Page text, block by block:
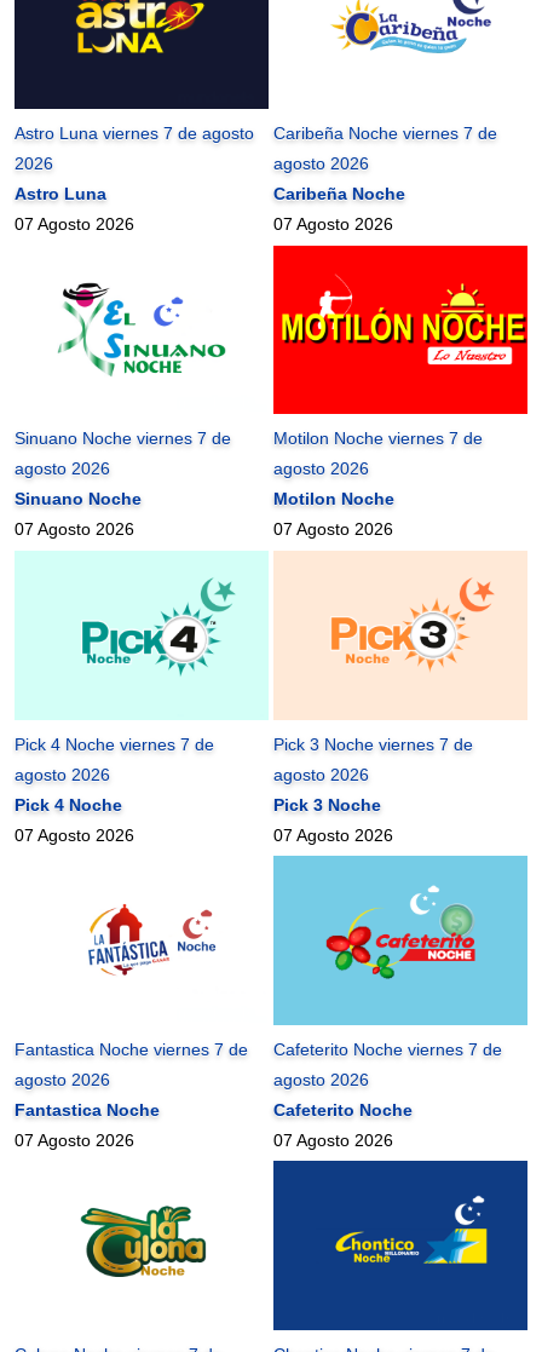
Astro Luna viernes 7 de agosto
2026
Astro Luna
07 Agosto 2026
Caribeña Noche viernes 7 de
agosto 2026
Caribeña Noche
07 Agosto 2026
Sinuano Noche viernes 7 de
agosto 2026
Sinuano Noche
07 Agosto 2026
Motilon Noche viernes 7 de
agosto 2026
Motilon Noche
07 Agosto 2026
Pick 4 Noche viernes 7 de
agosto 2026
Pick 4 Noche
07 Agosto 2026
Pick 3 Noche viernes 7 de
agosto 2026
Pick 3 Noche
07 Agosto 2026
Fantastica Noche viernes 7 de
agosto 2026
Fantastica Noche
07 Agosto 2026
Cafeterito Noche viernes 7 de
agosto 2026
Cafeterito Noche
07 Agosto 2026